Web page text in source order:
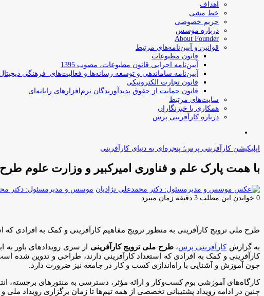
اهداف
خط مشی
حریم خصوصی
درباره موسس
About Founder
قوانین و آیین‌نامه‌های مرتبط
‌قانون مطبوعات
آیین‌نامه اجرایی قانون مطبوعات، مصوب 1395
آیین‌نامه سامان­دهی و توسعه رسانه­‌ها و فعالیت‌­های فرهنگی دیجیتال
قانون تجارت الکترونیکی
قانون حمایت از حقوق پدیدآورندگان نرم‌افزارهای رایانه‌ای
سایت‌های مرتبط
همکاری با خبرنگاران
درباره کارآفرینی پرس
اپلیکیشن کارآفرینی پرس؛ پنجره‌ای به دنیای کارآفرینی
با همت پارک علم و فناوری امیرکبیر و وزارت علوم
موسس و مدیرمسئول: دکتر
0 خواندن این مطلب 3 دقیقه زمان میبرد
طرح ملی ترویج کارآفرینی به منظور ترویج مفاهیم کارآفرینی و کمک به
به گزارشکارآفرینی پرس،طرح ملی ترویج کارآفرینی از سری رویدادهای باور به
کارآفرینی و کمک به افرادی که استعداد کارآفرینی دارند، طراحی و تدوین شده
چون آموزش و آشنایی با راه‌اندازی کسب و کار در جامعه نیز ضرورت دارد.
کارگاه‌های آموزشی بوم کسب‌وکار و ارائه مؤثر، دسترسی به منتورهای برجسته،
چنین در ادامه رویداد پشتیبانی تخصصی از همه تیم‌ها تا زمان برگزاری